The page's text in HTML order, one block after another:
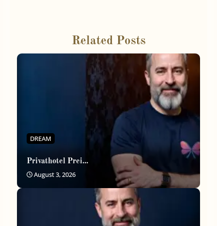
Related Posts
DREAM
Privathotel Prei...
August 3, 2026